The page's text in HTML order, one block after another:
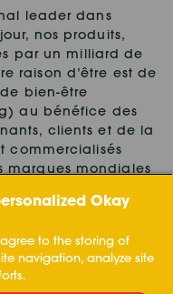
leader dans
nos produits,
par un milliard de
raison d’être est de
bien-être
au bénéfice des
clients et de la
commercialisés
marques mondiales
JOBST, Knix,
Modibodi,
et Zewa. En
d'affaires net de 13
36.000
Okay
to the storing of
navigation, analyze site